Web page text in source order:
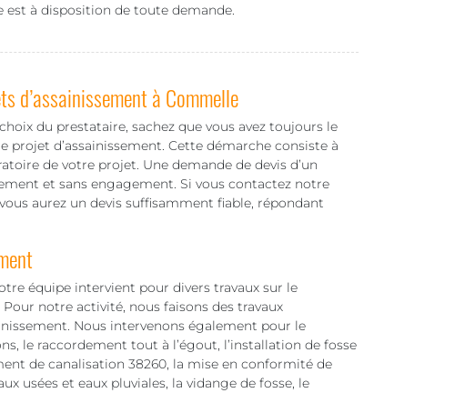
est à disposition de toute demande.
d’assainissement à Commelle
du prestataire, sachez que vous avez toujours le
d’assainissement. Cette démarche consiste à
de votre projet. Une demande de devis d’un
et sans engagement. Si vous contactez notre
aurez un devis suffisamment fiable, répondant
équipe intervient pour divers travaux sur le
notre activité, nous faisons des travaux
Nous intervenons également pour le
le raccordement tout à l’égout, l’installation de fosse
de canalisation 38260, la mise en conformité de
usées et eaux pluviales, la vidange de fosse, le